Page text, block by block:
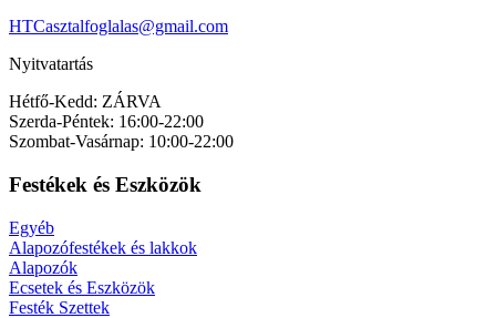
HTCasztalfoglalas@gmail.com
Nyitvatartás
Hétfő-Kedd: ZÁRVA
Szerda-Péntek: 16:00-22:00
Szombat-Vasárnap: 10:00-22:00
Festékek és Eszközök
Egyéb
Alapozófestékek és lakkok
Alapozók
Ecsetek és Eszközök
Festék Szettek